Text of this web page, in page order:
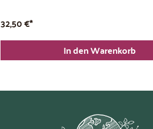
32,50 €*
In den Warenkorb